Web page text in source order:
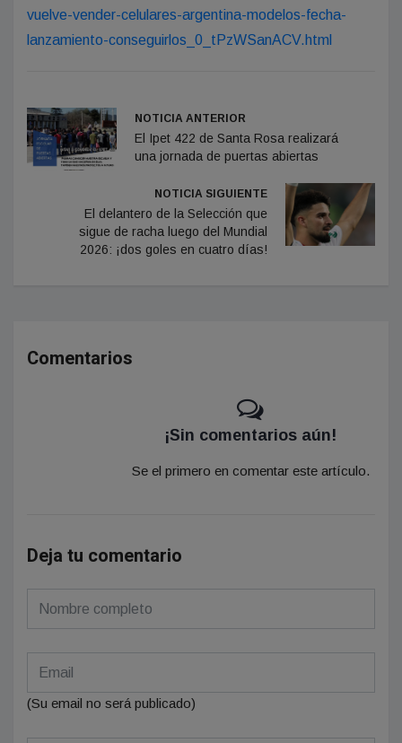
vuelve-vender-celulares-argentina-modelos-fecha-
lanzamiento-conseguirlos_0_tPzWSanACV.html
NOTICIA ANTERIOR
El Ipet 422 de Santa Rosa realizará
una jornada de puertas abiertas
NOTICIA SIGUIENTE
El delantero de la Selección que
sigue de racha luego del Mundial
2026: ¡dos goles en cuatro días!
Comentarios
¡Sin comentarios aún!
Se el primero en comentar este artículo.
Deja tu comentario
(Su email no será publicado)